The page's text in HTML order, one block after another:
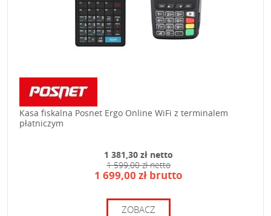
Kasa fiskalna Posnet Ergo Online WiFi z terminalem
płatniczym
1 381,30 zł netto
1 599,00 zł netto
1 699,00 zł brutto
ZOBACZ